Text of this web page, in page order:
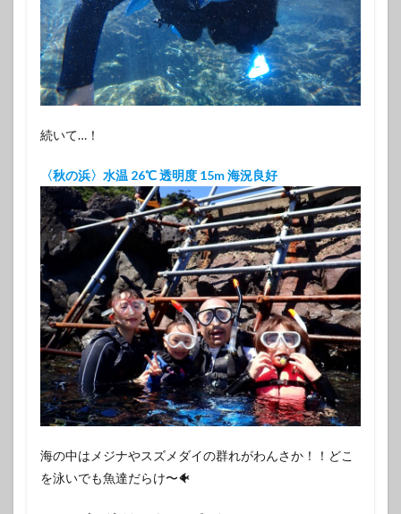
続いて…！
〈秋の浜〉水温 26℃ 透明度 15m 海況良好
海の中はメジナやスズメダイの群れがわんさか！！どこ
を泳いでも魚達だらけ〜🐠